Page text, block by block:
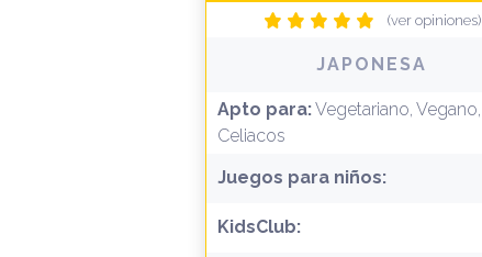
(ver opiniones)
JAPONESA
Apto para:Vegetariano, Vegano,
Celiacos
Juegos para niños:
KidsClub: